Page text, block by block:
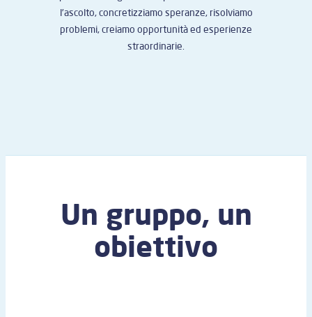
l’ascolto, concretizziamo speranze, risolviamo
problemi, creiamo opportunità ed esperienze
straordinarie.
Un gruppo, un
obiettivo